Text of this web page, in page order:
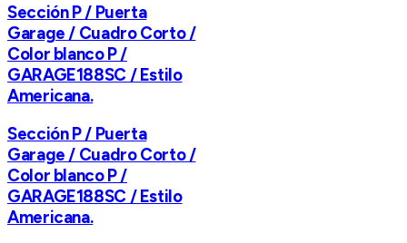
Sección P / Puerta
Garage / Cuadro Corto /
Color blanco P /
GARAGE188SC / Estilo
Americana.
Sección P / Puerta
Garage / Cuadro Corto /
Color blanco P /
GARAGE188SC / Estilo
Americana.